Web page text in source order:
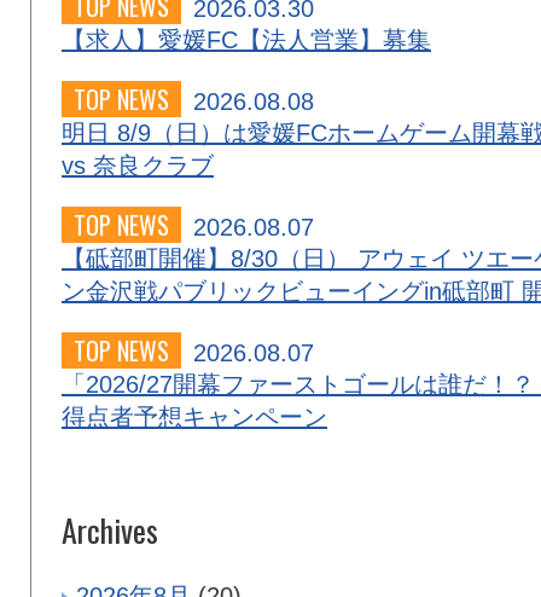
2026.03.30
【求人】愛媛FC【法人営業】募集
TOP NEWS
2026.08.08
明日 8/9（日）は愛媛FCホームゲーム開幕
vs 奈良クラブ
TOP NEWS
2026.08.07
【砥部町開催】8/30（日） アウェイ ツエー
ン金沢戦パブリックビューイングin砥部町
TOP NEWS
2026.08.07
「2026/27開幕ファーストゴールは誰だ！？
得点者予想キャンペーン
Archives